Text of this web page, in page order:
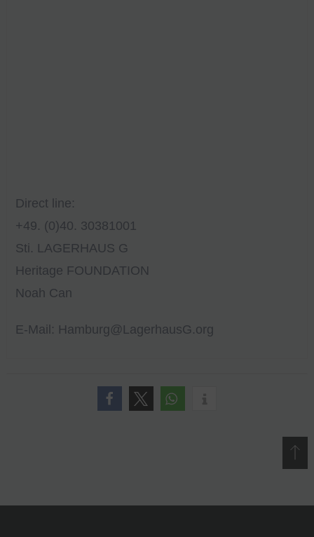
Direct line:
+49. (0)40. 30381001
Sti. LAGERHAUS G
Heritage FOUNDATION
Noah Can
E-Mail: Hamburg@LagerhausG.org